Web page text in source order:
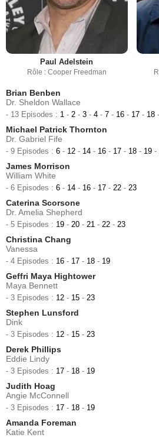
Paul Adelstein
Rôle : Cooper Freedman
Brian Benben
Dr. Sheldon Wallace
- 13 Episodes : 1 - 2 - 3 - 4 - 7 - 16 - 17 - 18 -
Michael Patrick Thornton
Dr. Gabriel Fife
- 9 Episodes : 6 - 12 - 14 - 16 - 17 - 18 - 19 -
James Morrison
William White
- 6 Episodes : 6 - 14 - 16 - 17 - 22 - 23
Caterina Scorsone
Dr. Amelia Shepherd
- 5 Episodes : 19 - 20 - 21 - 22 - 23
Christina Chang
Vanessa
- 4 Episodes : 16 - 17 - 18 - 19
Geffri Maya Hightower
Maya Bennett
- 3 Episodes : 12 - 15 - 23
Stephen Lunsford
Dink
- 3 Episodes : 12 - 15 - 23
Derek Phillips
Eddie Lindy
- 3 Episodes : 17 - 18 - 19
Judith Hoag
Angie McConnell
- 3 Episodes : 17 - 18 - 19
Amanda Foreman
Katie Kent